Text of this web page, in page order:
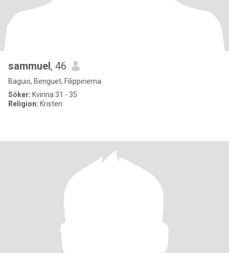
sammuel, 46
Baguio, Benguet, Filippinerna
Söker: Kvinna 31 - 35
Religion: Kristen